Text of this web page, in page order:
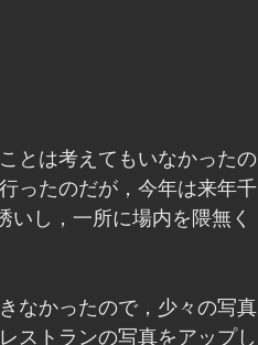
とは考えてもいなかったの
ったのだが，今年は来年千
し，一所に場内を隈無く
なかったので，少々の写真
ストランの写真をアップし